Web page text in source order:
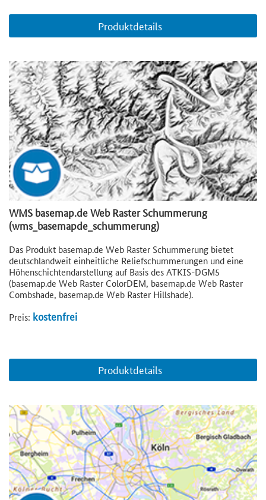
Produktdetails
WMS basemap.de Web Raster Schummerung
(wms_basemapde_schummerung)
Das Produkt basemap.de Web Raster Schummerung bietet
deutschlandweit einheitliche Reliefschummerungen und eine
Höhenschichtendarstellung auf Basis des ATKIS-DGM5
(basemap.de Web Raster ColorDEM, basemap.de Web Raster
Combshade, basemap.de Web Raster Hillshade).
Preis: kostenfrei
Produktdetails